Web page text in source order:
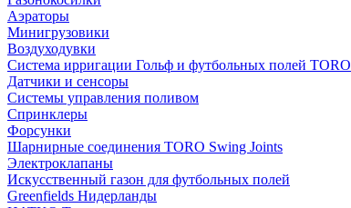
Аэраторы
Минигрузовики
Воздуходувки
Система ирригации Гольф и футбольных полей TORO
Датчики и сенсоры
Системы управления поливом
Спринклеры
Форсунки
Шарнирные соединения TORO Swing Joints
Электроклапаны
Искусственный газон для футбольных полей
Greenfields Нидерланды